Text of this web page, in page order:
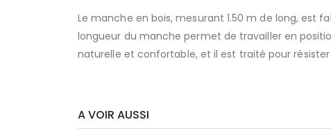
Le manche en bois, mesurant 1.50 m de long, est
longueur du manche permet de travailler en
naturelle et confortable, et il est traité pour
A VOIR AUSSI